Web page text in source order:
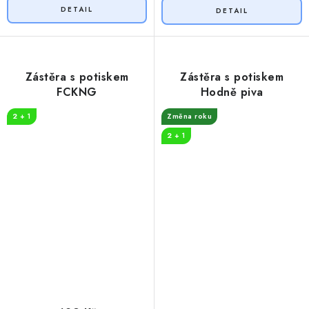
Zástěra s potiskem
FCKNG
2 + 1
Zástěra s potiskem
Hodně piva
Změna roku
2 + 1